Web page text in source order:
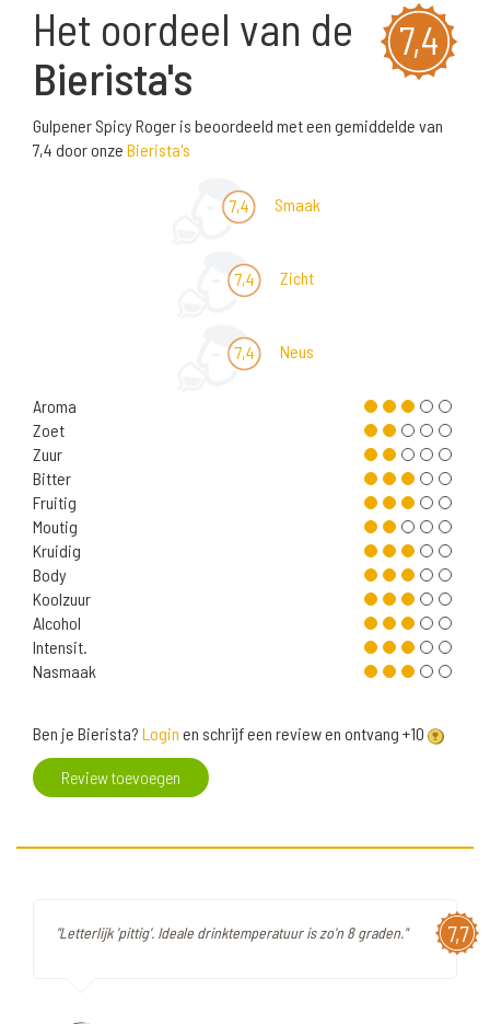
7,4
Het oordeel van de
Bierista's
Gulpener Spicy Roger is beoordeeld met een gemiddelde van
7,4 door onze Bierista's
7,4 Smaak
7,4 Zicht
7,4 Neus
Aroma
Zoet
Zuur
Bitter
Fruitig
Moutig
Kruidig
Body
Koolzuur
Alcohol
Intensit.
Nasmaak
Ben je Bierista? Login en schrijf een review en ontvang +10
Review toevoegen
7,7
"Letterlijk 'pittig'. Ideale drinktemperatuur is zo'n 8 graden."